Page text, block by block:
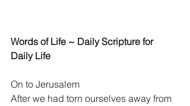
Words of Life ~ Daily Scripture for
Daily Life
On to Jerusalem
After we had torn ourselves away from